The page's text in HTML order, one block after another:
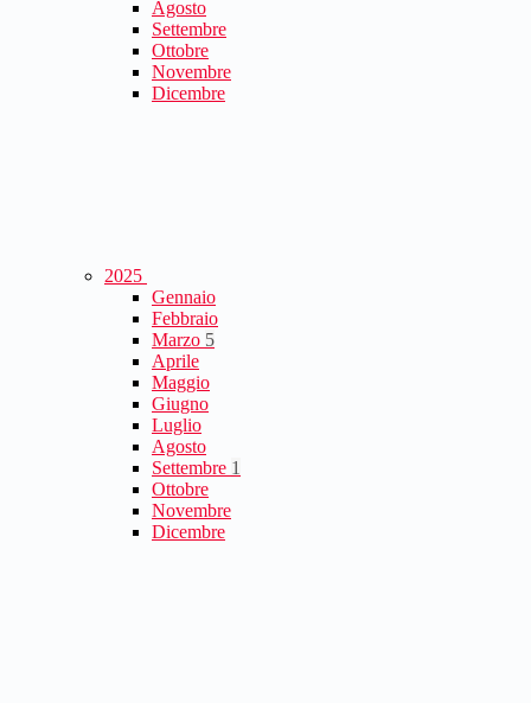
Agosto
Settembre
Ottobre
Novembre
Dicembre
2025
Gennaio
Febbraio
Marzo 5
Aprile
Maggio
Giugno
Luglio
Agosto
Settembre 1
Ottobre
Novembre
Dicembre